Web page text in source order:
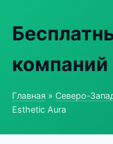
компаний
Главная » Северо-
Esthetic Aura